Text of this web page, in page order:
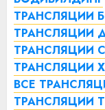
ТРАНСЛЯЦИИ
ТРАНСЛЯЦИИ
ТРАНСЛЯЦИИ
ТРАНСЛЯЦИИ
ВСЕ
ТРАНСЛЯЦИИ